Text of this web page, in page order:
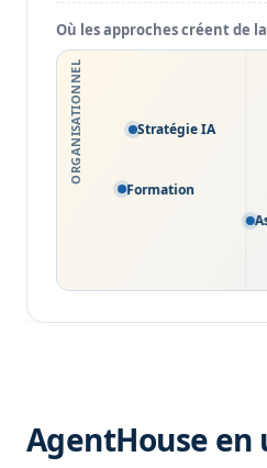
Où les approches créent de
ORGANISATIONNEL Stratégie IA
Formation
AgentHouse en